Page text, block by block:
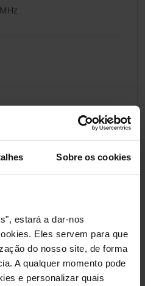
Sobre os cookies
estará a dar-nos
Eles servem para que
do nosso site, de forma
A qualquer momento pode
e personalizar quais
PCIe